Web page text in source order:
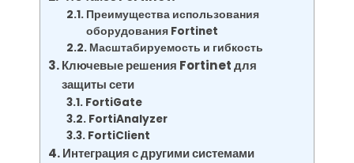
Преимущества использования
оборудования Fortinet
Масштабируемость и гибкость
Ключевые решения Fortinet для
защиты сети
FortiGate
FortiAnalyzer
FortiClient
Интеграция с другими системами